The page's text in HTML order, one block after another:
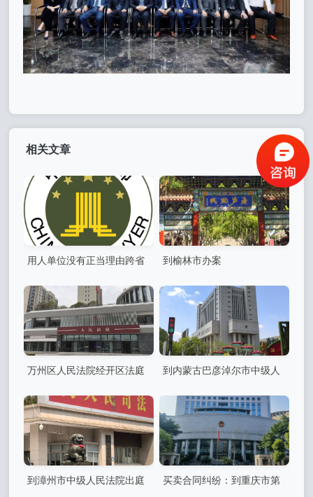
相关文章
用人单位没有正当理由跨省
单位以此为由解除劳动合同应
当支付赔偿金
到榆林市办案
万州区人民法院经开区法庭
到内蒙古巴彦淖尔市中级人
到漳州市中级人民法院出庭 买卖合同纠纷：到重庆市第